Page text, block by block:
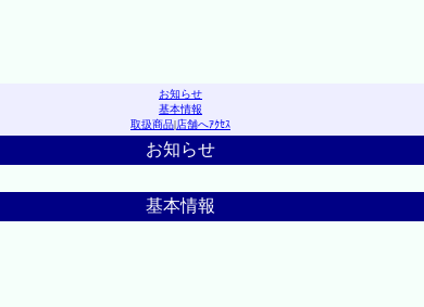
お知らせ
基本情報
取扱商品|店舗へｱｸｾｽ
お知らせ
基本情報